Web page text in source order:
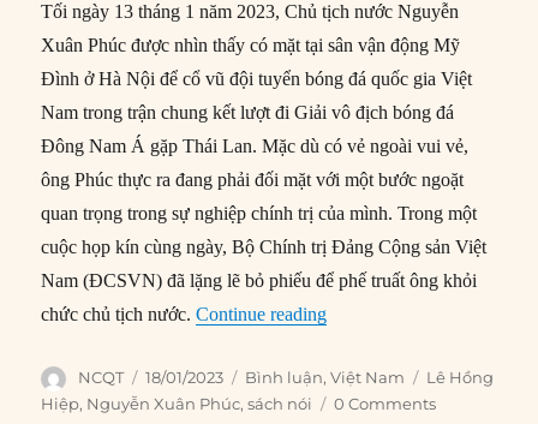
Tối ngày 13 tháng 1 năm 2023, Chủ tịch nước Nguyễn
Xuân Phúc được nhìn thấy có mặt tại sân vận động Mỹ
Đình ở Hà Nội để cổ vũ đội tuyển bóng đá quốc gia Việt
Nam trong trận chung kết lượt đi Giải vô địch bóng đá
Đông Nam Á gặp Thái Lan. Mặc dù có vẻ ngoài vui vẻ,
ông Phúc thực ra đang phải đối mặt với một bước ngoặt
quan trọng trong sự nghiệp chính trị của mình. Trong một
cuộc họp kín cùng ngày, Bộ Chính trị Đảng Cộng sản Việt
Nam (ĐCSVN) đã lặng lẽ bỏ phiếu để phế truất ông khỏi
chức chủ tịch nước.Continue reading“Chủ tịch nước nhận ‘thẻ
Author
NCQT
Posted
on
18/01/2023 Categories
Bình luận,Việt Nam Tags
Lê Hồng
Hiệp, Nguyễn Xuân Phúc,sách nói 0 Comments